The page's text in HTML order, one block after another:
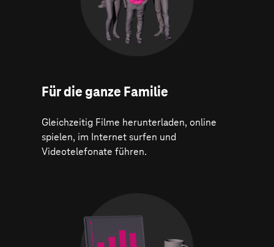
Für die ganze Familie
Gleichzeitig Filme herunterladen, online
spielen, im Internet surfen und
Videotelefonate führen.